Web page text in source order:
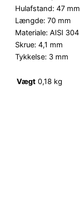
Hulafstand: 47 mm
Længde: 70 mm
Materiale: AISI 304
Skrue: 4,1 mm
Tykkelse: 3 mm
Vægt 0,18 kg